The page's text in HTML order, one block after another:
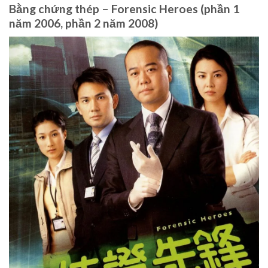
Bằng chứng thép – Forensic Heroes (phần 1
năm 2006, phần 2 năm 2008)